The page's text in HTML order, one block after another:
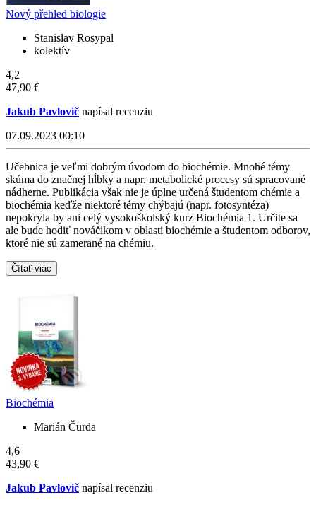
Nový přehled biologie
Stanislav Rosypal
kolektív
4,2
47,90 €
Jakub Pavlovič napísal recenziu
07.09.2023 00:10
Učebnica je veľmi dobrým úvodom do biochémie. Mnohé témy
skúma do značnej hĺbky a napr. metabolické procesy sú spracované
nádherne. Publikácia však nie je úplne určená študentom chémie a
biochémia keďže niektoré témy chýbajú (napr. fotosyntéza)
nepokryla by ani celý vysokoškolský kurz Biochémia 1. Určite sa
ale bude hodiť nováčikom v oblasti biochémie a študentom odborov,
ktoré nie sú zamerané na chémiu.
Čítať viac
Biochémia
Marián Čurda
4,6
43,90 €
Jakub Pavlovič napísal recenziu